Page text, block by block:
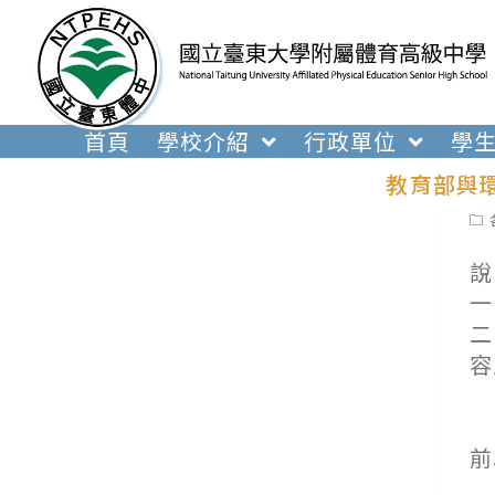
內
首頁 學校介紹 行政單位 學
教育部與